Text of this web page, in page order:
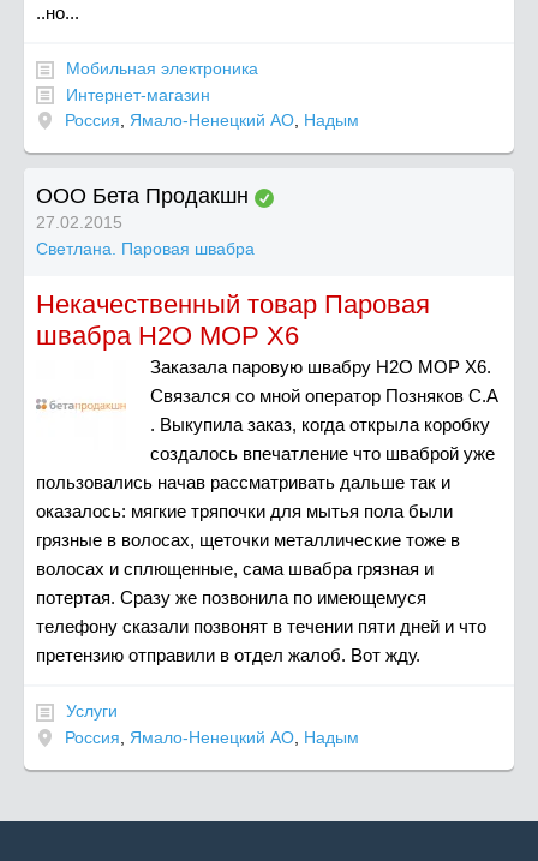
..но...
Мобильная электроника
Интернет-магазин
Россия
Ямало-Ненецкий АО Надым
ООО Бета Продакшн
27.02.2015
Светлана. Паровая швабра
Некачественный товар Паровая
швабра Н2О МОР Х6
Заказала паровую швабру Н2О МОР Х6.
Связался со мной оператор Позняков С.А
. Выкупила заказ, когда открыла коробку
создалось впечатление что шваброй уже
пользовались начав рассматривать дальше так и
оказалось: мягкие тряпочки для мытья пола были
грязные в волосах, щеточки металлические тоже в
волосах и сплющенные, сама швабра грязная и
потертая. Сразу же позвонила по имеющемуся
телефону сказали позвонят в течении пяти дней и что
претензию отправили в отдел жалоб. Вот жду.
Услуги
Россия
Ямало-Ненецкий АО Надым